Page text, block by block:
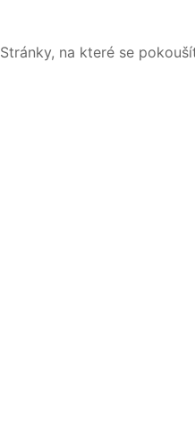
Stránky, na které se